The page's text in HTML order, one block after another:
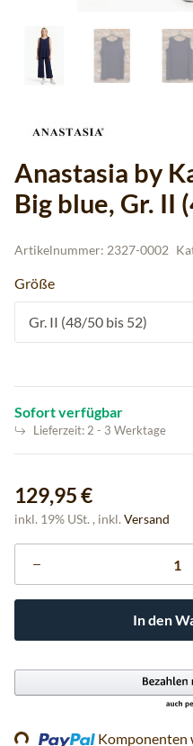
Anastasia by
Big blue, Gr. II
Artikelnummer: 2327-0002
Größe
Gr. II (48/50 bis 52)
Sofort verfügbar
Lieferzeit: 2 - 3 Werktage
129,95 €
inkl. 19% USt. , inkl. Versand
In den
Komponenten